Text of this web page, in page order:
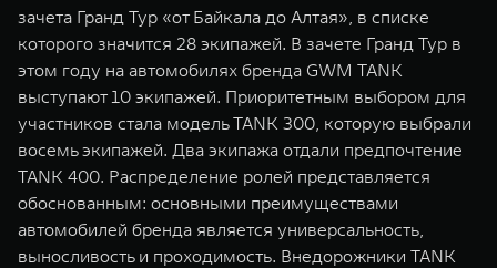
зачета Гранд Тур «от Байкала до Алтая», в списке
которого значится 28 экипажей. В зачете Гранд Тур в
этом году на автомобилях бренда GWM TANK
выступают 10 экипажей. Приоритетным выбором для
участников стала модель TANK 300, которую выбрали
восемь экипажей. Два экипажа отдали предпочтение
TANK 400. Распределение ролей представляется
обоснованным: основными преимуществами
автомобилей бренда является универсальность,
выносливость и проходимость. Внедорожники TANK